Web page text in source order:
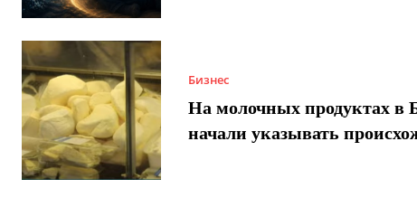
Бизнес
На молочных продуктах в
начали указывать